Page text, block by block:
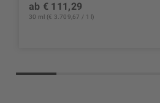
ab € 111,29
30 ml (€ 3.709,67 / 1 l)